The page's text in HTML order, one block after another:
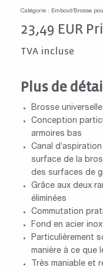
Catégorie : Embout/Brosse
23,49 EUR
TVA incluse
Plus de
Brosse
Conception
armoires bas
Canal
surface de la
des surfaces de
Grâce aux deux
éliminées
Commutation
Fond en acier
Particulièrement
manière à ce que
Très maniable et